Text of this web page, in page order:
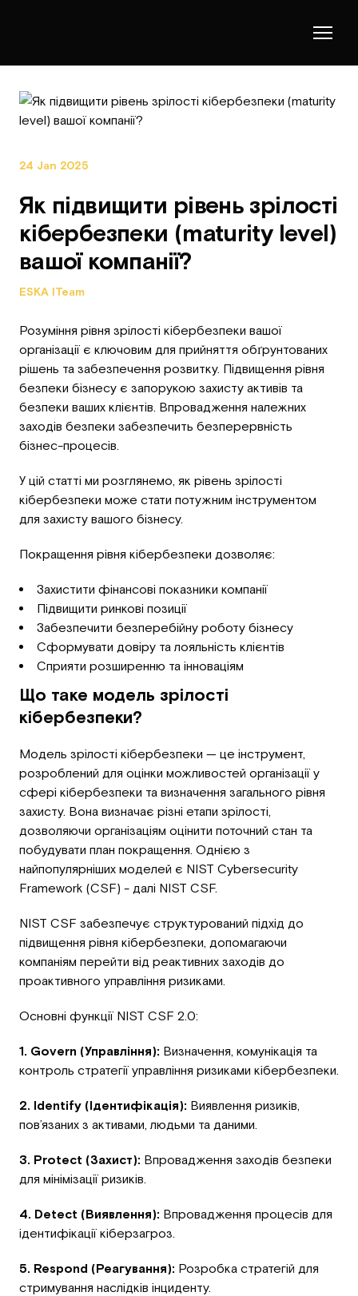
24 Jan 2025
Як підвищити рівень зрілості
кібербезпеки (maturity level)
вашої компанії?
ESKA ITeam
Розуміння рівня зрілості кібербезпеки вашої
організації є ключовим для прийняття обґрунтованих
рішень та забезпечення розвитку. Підвищення рівня
безпеки бізнесу є запорукою захисту активів та
безпеки ваших клієнтів. Впровадження належних
заходів безпеки забезпечить безперервність
бізнес-процесів.
У цій статті ми розглянемо, як рівень зрілості
кібербезпеки може стати потужним інструментом
для захисту вашого бізнесу.
Покращення рівня кібербезпеки дозволяє:
Захистити фінансові показники компанії
Підвищити ринкові позиції
Забезпечити безперебійну роботу бізнесу
Сформувати довіру та лояльність клієнтів
Сприяти розширенню та інноваціям
Що таке модель зрілості
кібербезпеки?
Модель зрілості кібербезпеки — це інструмент,
розроблений для оцінки можливостей організації у
сфері кібербезпеки та визначення загального рівня
захисту. Вона визначає різні етапи зрілості,
дозволяючи організаціям оцінити поточний стан та
побудувати план покращення. Однією з
найпопулярніших моделей є NIST Cybersecurity
Framework (CSF) - далі NIST CSF.
NIST CSF забезпечує структурований підхід до
підвищення рівня кібербезпеки, допомагаючи
компаніям перейти від реактивних заходів до
проактивного управління ризиками.
Основні функції NIST CSF 2.0:
1. Govern (Управління): Визначення, комунікація та
контроль стратегії управління ризиками кібербезпеки.
2. Identify (Ідентифікація): Виявлення ризиків,
пов’язаних з активами, людьми та даними.
3. Protect (Захист): Впровадження заходів безпеки
для мінімізації ризиків.
4. Detect (Виявлення): Впровадження процесів для
ідентифікації кіберзагроз.
5. Respond (Реагування): Розробка стратегій для
стримування наслідків інциденту.